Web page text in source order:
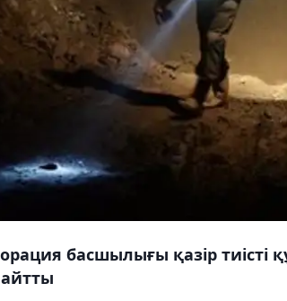
басшылығы қазір тиісті